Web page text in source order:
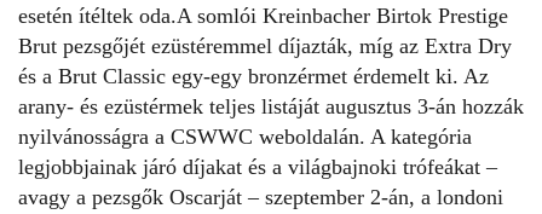
esetén ítéltek oda.A somlói Kreinbacher Birtok Prestige
Brut pezsgőjét ezüstéremmel díjazták, míg az Extra Dry
és a Brut Classic egy-egy bronzérmet érdemelt ki. Az
arany- és ezüstérmek teljes listáját augusztus 3-án hozzák
nyilvánosságra a CSWWC weboldalán. A kategória
legjobbjainak járó díjakat és a világbajnoki trófeákat –
avagy a pezsgők Oscarját – szeptember 2-án, a londoni